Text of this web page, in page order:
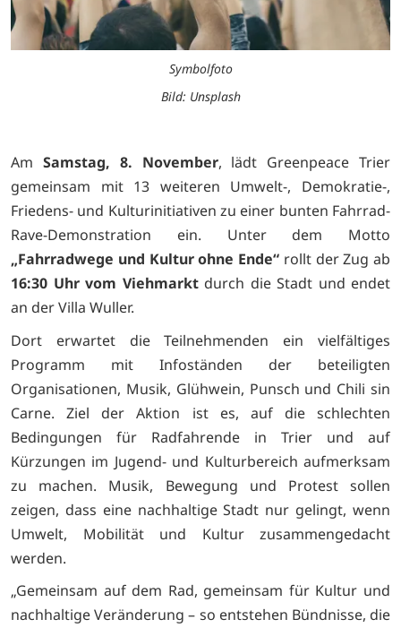
Symbolfoto
Bild: Unsplash
Am Samstag, 8. November, lädt Greenpeace Trier
gemeinsam mit 13 weiteren Umwelt-, Demokratie-,
Friedens- und Kulturinitiativen zu einer bunten Fahrrad-
Rave-Demonstration ein. Unter dem Motto
„Fahrradwege und Kultur ohne Ende“ rollt der Zug ab
16:30 Uhr vom Viehmarktdurch die Stadt und endet
an der Villa Wuller.
Dort erwartet die Teilnehmenden ein vielfältiges
Programm mit Infoständen der beteiligten
Organisationen, Musik, Glühwein, Punsch und Chili sin
Carne. Ziel der Aktion ist es, auf die schlechten
Bedingungen für Radfahrende in Trier und auf
Kürzungen im Jugend- und Kulturbereich aufmerksam
zu machen. Musik, Bewegung und Protest sollen
zeigen, dass eine nachhaltige Stadt nur gelingt, wenn
Umwelt, Mobilität und Kultur zusammengedacht
werden.
„Gemeinsam auf dem Rad, gemeinsam für Kultur und
nachhaltige Veränderung – so entstehen Bündnisse, die